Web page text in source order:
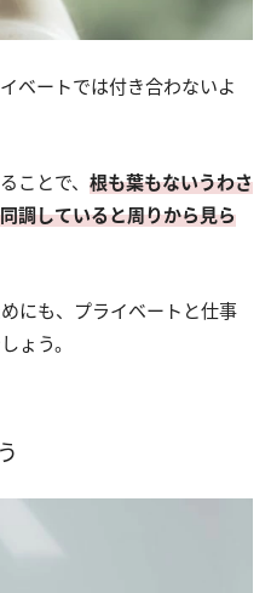
ベートでは付き合わないよ
ことで、 根も葉もないうわさ
調していると周りから見ら
にも、プライベートと仕事
ょう。